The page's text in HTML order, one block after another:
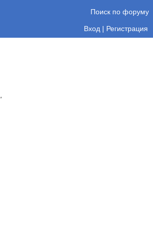
Поиск по форуму
Вход | Регистрация